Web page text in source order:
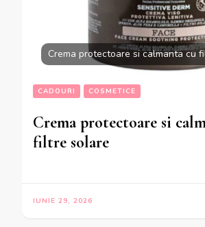
Crema protectoare si calmanta cu
CADOURI COSMETICE
Crema protectoare si
filtre solare
IUNIE 29, 2026